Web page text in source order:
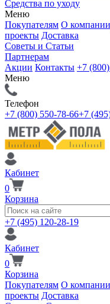
Средства по уходу
Меню
Покупателям О компании
проекты Доставка
Советы и Статьи
Партнерам
Акции Контакты +7
Меню
Телефон
+7 (800) 550-78-66+7
Кабинет
0
Корзина
+7 (495) 120-28-19
Кабинет
0
Корзина
Покупателям О компании
проекты Доставка